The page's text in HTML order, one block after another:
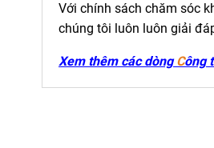
Với chính sách chăm sóc
chúng tôi luôn luôn giải
Xem thêm các dòngCông